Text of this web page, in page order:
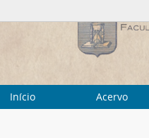
Início Acervo